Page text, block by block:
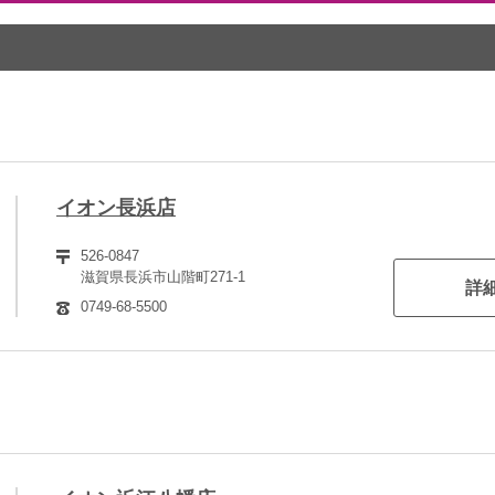
イオン長浜店
526-0847
滋賀県長浜市山階町271-1
0749-68-5500
詳